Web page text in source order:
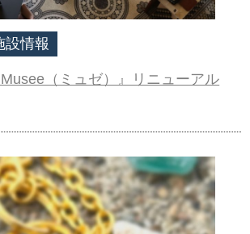
設情報
Musee（ミュゼ）』リニューアル